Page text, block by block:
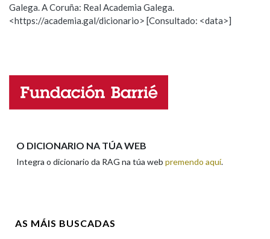
Marcas gramaticais
LIMPAR
Observación Hai un erro na palabra
Propoño mellorar a definición
Nome
Galega. A Coruña: Real Academia Galega.
<https://academia.gal/dicionario> [Consultado: <data>]
O DICIONARIO NA TÚA WEB
Integra o dicionario da RAG na túa web premendo aquí.
AS MÁIS BUSCADAS